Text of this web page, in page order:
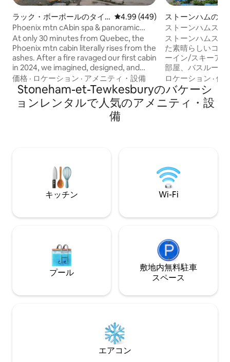
ラック・ボーポールのタイ
ニーハウス
レビュー449件、5つ星中4.99つ
4.99 (449)
Phoenix mtn cAbin spa & panoramic
view
At only 30 minutes from Quebec, the
Phoenix mtn cabin literally rises from the
ashes. After a fire ravaged our first cabin
in 2024, we imagined, designed, and
rebuilt a space that allows nature to take
center stage. The architecture is raw yet
thoughtful. The materials, the lines, the
light: everything is there to give way to
what truly matters—the view, the space,
価格 · ロケーション · アメニティ・設備
ストーンハムのコ
アム
ストーンハムスキ
た素晴らしいコン
ストーンハムスキ
た素晴らしいコン
ーイン/スキーア
部屋、バスルーム
ー、洗濯乾燥機
ム・ゴルフ、ス
ンテンバイクの
イキングコースの
かな自然の中での
さい！ CITQ
ロケーション ·価
Stoneham-et-Tewkesburyのバケーシ
ョンレンタルで人気のアメニティ・設
備
キッチン Wi-Fi
プール
敷地内無料駐⁠車
ス⁠ペ⁠ー⁠ス
エアコン